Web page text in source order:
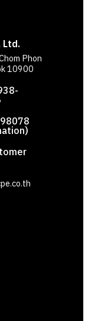
Ltd.
Phon
10900